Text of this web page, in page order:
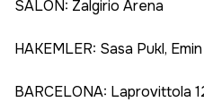
SALON: Zalgirio Arena
HAKEMLER: Sasa Pukl,
BARCELONA: Laprovittola